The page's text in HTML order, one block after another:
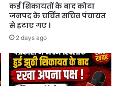
कई शिकायतों के बाद कोटा
जनपद के चर्चित सचिव पंचायत
से हटाए गए ।
2 days ago